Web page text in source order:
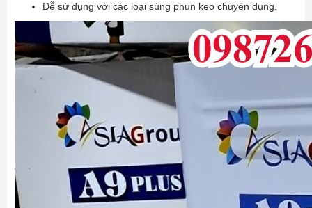
Dễ sử dụng với các loại súng phun keo chuyên dụng.